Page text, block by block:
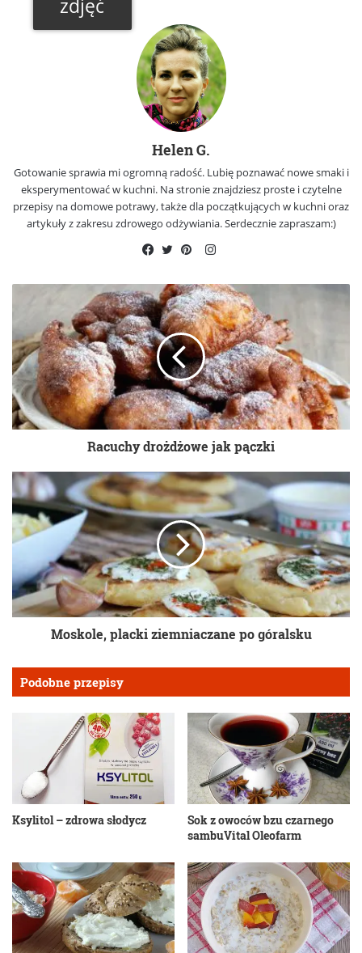
zdjęć
Helen G.
Gotowanie sprawia mi ogromną radość. Lubię poznawać nowe smaki i
eksperymentować w kuchni. Na stronie znajdziesz proste i czytelne
przepisy na domowe potrawy, także dla początkujących w kuchni oraz
artykuły z zakresu zdrowego odżywiania. Serdecznie zapraszam:)
Instagram
Racuchy drożdżowe jak pączki
Moskole, placki ziemniaczane po góralsku
Podobne przepisy
Ksylitol – zdrowa słodycz
Sok z owoców bzu czarnego
sambuVital Oleofarm